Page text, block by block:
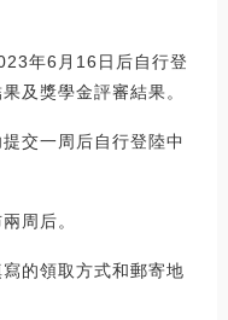
年6月16日后自行登
及獎學金評審結果。
交一周后自行登陸中
周后。
的領取方式和郵寄地